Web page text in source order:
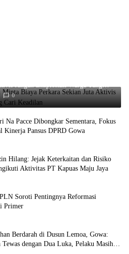
Polisi Minta Biaya Perkara
Jangan Eksploitasi Warga Yang
0
Na Pacce Dibongkar Sementara, Fokus
Kinerja Pansus DPRD Gowa
Hilang: Jejak Keterkaitan dan Risiko
Aktivitas PT Kapuas Maju Jaya
Soroti Pentingnya Reformasi
Primer
Berdarah di Dusun Lemoa, Gowa:
Tewas dengan Dua Luka, Pelaku Masih